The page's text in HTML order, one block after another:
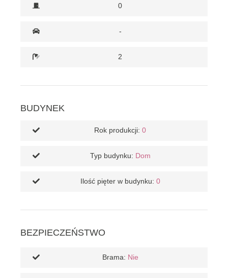
0
-
2
BUDYNEK
Rok produkcji: 0
Typ budynku: Dom
Ilość pięter w budynku: 0
BEZPIECZEŃSTWO
Brama: Nie